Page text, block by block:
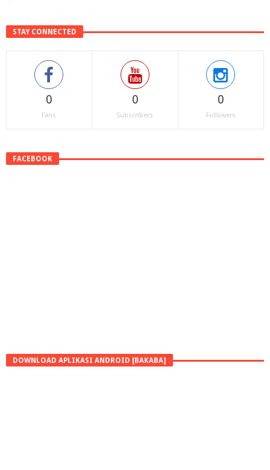
STAY CONNECTED
0
Fans
0
Subscribers
0
Followers
FACEBOOK
DOWNLOAD APLIKASI ANDROID [BAKABA]